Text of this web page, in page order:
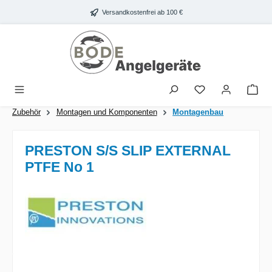
Zum Hauptinhalt springen Versandkostenfrei ab 100 €
Zubehör Montagen und Komponenten Montagenbau
PRESTON S/S SLIP EXTERNAL
PTFE No 1